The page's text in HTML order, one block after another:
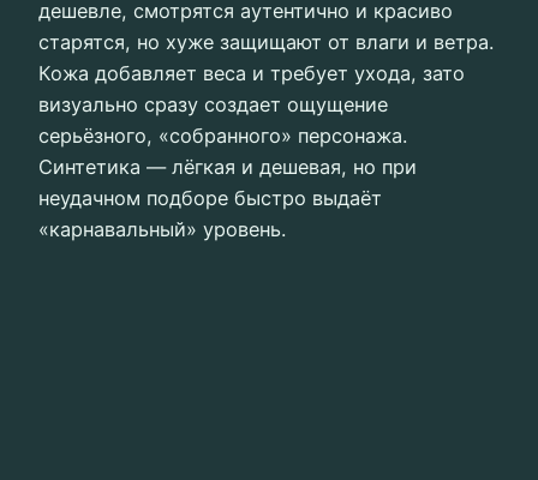
дешевле, смотрятся аутентично и красиво
старятся, но хуже защищают от влаги и ветра.
Кожа добавляет веса и требует ухода, зато
визуально сразу создает ощущение
серьёзного, «собранного» персонажа.
Синтетика — лёгкая и дешевая, но при
неудачном подборе быстро выдаёт
«карнавальный» уровень.